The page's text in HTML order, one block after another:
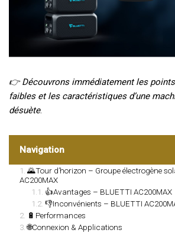
👉 Découvrons immédiatement les
faibles et les caractéristiques d’une
désuète.
Navigation
🌄Tour d’horizon – Groupe électrogène
AC200MAX
👍Avantages – BLUETTI AC200MAX
👎Inconvénients – BLUETTI
🔋Performances
🌐Connexion & Applications